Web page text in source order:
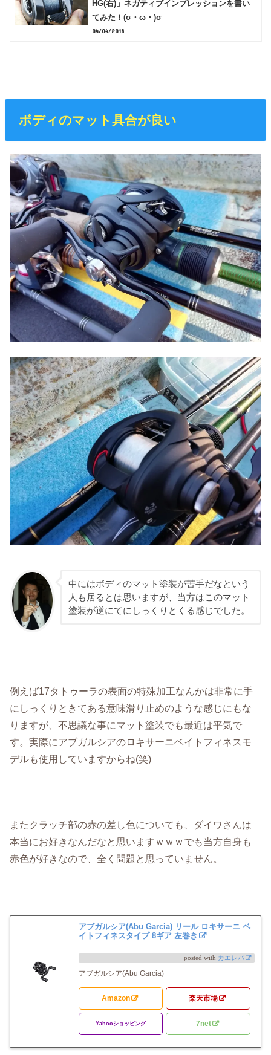
HG(右)」ネガティブインプレッションを書い
てみた！(σ・ω・)σ
04/04/2018
ボディのマット具合が良い
中にはボディのマット塗装が苦手だなという
人も居るとは思いますが、当方はこのマット
塗装が逆にてにしっくりとくる感じでした。
例えば17タトゥーラの表面の特殊加工なんかは非常に手
にしっくりときてある意味滑り止めのような感じにもな
りますが、不思議な事にマット塗装でも最近は平気で
す。実際にアブガルシアのロキサーニベイトフィネスモ
デルも使用していますからね(笑)
またクラッチ部の赤の差し色についても、ダイワさんは
本当にお好きなんだなと思いますｗｗｗでも当方自身も
赤色が好きなので、全く問題と思っていません。
アブガルシア(Abu Garcia) リール ロキサーニ ベ
イトフィネスタイプ 8ギア 左巻き
posted with カエレバ
アブガルシア(Abu Garcia)
Amazon 楽天市場
Yahooショッピング 7net